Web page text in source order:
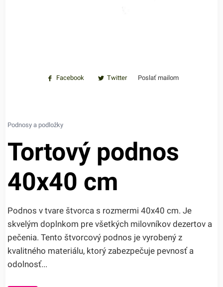
Facebook Twitter Poslať mailom
Podnosy a podložky
Tortový podnos
40x40 cm
Podnos v tvare štvorca s rozmermi 40x40 cm. Je
skvelým doplnkom pre všetkých milovníkov dezertov a
pečenia. Tento štvorcový podnos je vyrobený z
kvalitného materiálu, ktorý zabezpečuje pevnosť a
odolnosť...